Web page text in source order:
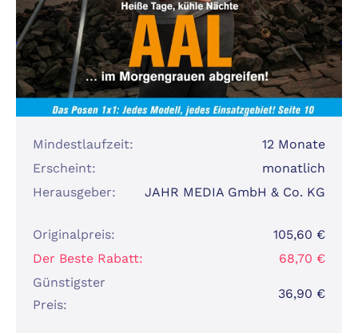
Mindestlaufzeit:
12 Monate
Erscheint:
monatlich
Herausgeber:
JAHR MEDIA GmbH & Co. KG
Originalpreis:
105,60 €
Der Beste Rabatt:
68,70 €
Günstigster
Preis:
36,90 €